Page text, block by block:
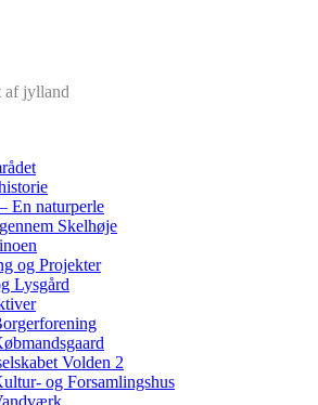
af jylland
En naturperle
Skelhøje
og Projekter
Lysgård
Volden 2
og Forsamlingshus